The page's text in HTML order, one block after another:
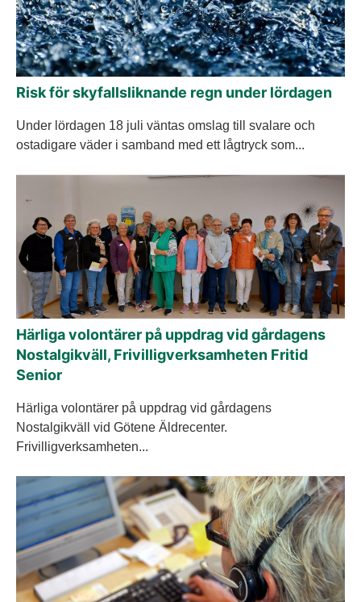
Risk för skyfallsliknande regn under lördagen
Under lördagen 18 juli väntas omslag till svalare och
ostadigare väder i samband med ett lågtryck som...
Härliga volontärer på uppdrag vid gårdagens
Nostalgikväll, Frivilligverksamheten Fritid
Senior
Härliga volontärer på uppdrag vid gårdagens
Nostalgikväll vid Götene Äldrecenter.
Frivilligverksamheten...